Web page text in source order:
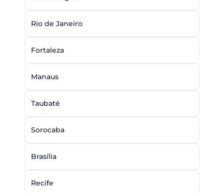
Rio de Janeiro
Fortaleza
Manaus
Taubaté
Sorocaba
Brasília
Recife